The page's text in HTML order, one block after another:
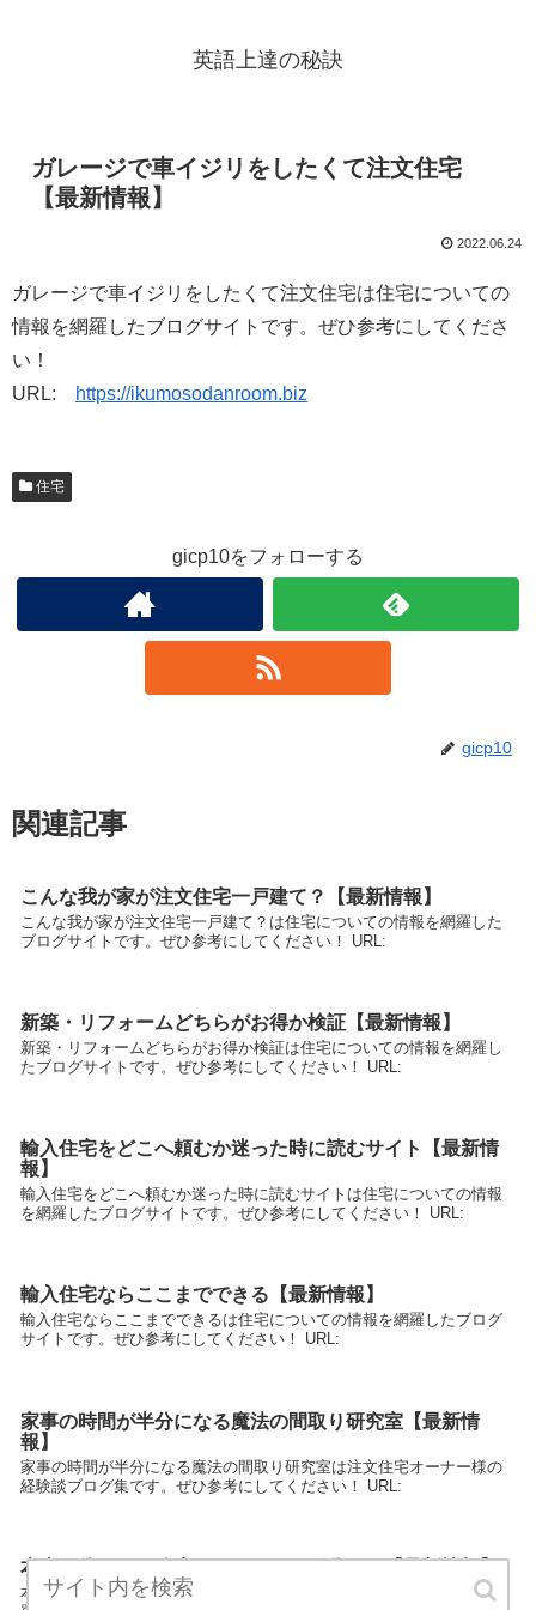
英語上達の秘訣
ガレージで車イジリをしたくて注文住宅
【最新情報】
2022.06.24
ガレージで車イジリをしたくて注文住宅は住宅についての
情報を網羅したブログサイトです。ぜひ参考にしてくださ
い！
URL:
https://ikumosodanroom.biz
住宅
gicp10をフォローする
gicp10
関連記事
こんな我が家が注文住宅一戸建て？【最新情報】
こんな我が家が注文住宅一戸建て？は住宅についての情報を網羅した
ブログサイトです。ぜひ参考にしてください！ URL:
新築・リフォームどちらがお得か検証【最新情報】
新築・リフォームどちらがお得か検証は住宅についての情報を網羅し
たブログサイトです。ぜひ参考にしてください！ URL:
輸入住宅をどこへ頼むか迷った時に読むサイト【最新情
報】
輸入住宅をどこへ頼むか迷った時に読むサイトは住宅についての情報
を網羅したブログサイトです。ぜひ参考にしてください！ URL:
輸入住宅ならここまでできる【最新情報】
輸入住宅ならここまでできるは住宅についての情報を網羅したブログ
サイトです。ぜひ参考にしてください！ URL:
家事の時間が半分になる魔法の間取り研究室【最新情
報】
家事の時間が半分になる魔法の間取り研究室は注文住宅オーナー様の
経験談ブログ集です。ぜひ参考にしてください！ URL:
本当に使える工務店はココをみれば分かる【最新情報】
本当に使える工務店はココをみれば分かるは住宅についての情報を網